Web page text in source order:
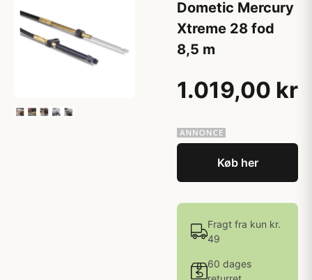
Dometic Mercury
Xtreme 28 fod
8,5 m
1.019,00 kr
Køb her
Fragt fra kun kr.
49
60 dages